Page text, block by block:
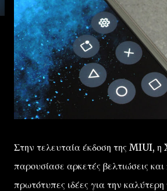
Στην τελευταία έκδοση της MIUI,
παρουσίασε αρκετές βελτιώσεις και
πρωτότυπες ιδέες για την καλύτερη